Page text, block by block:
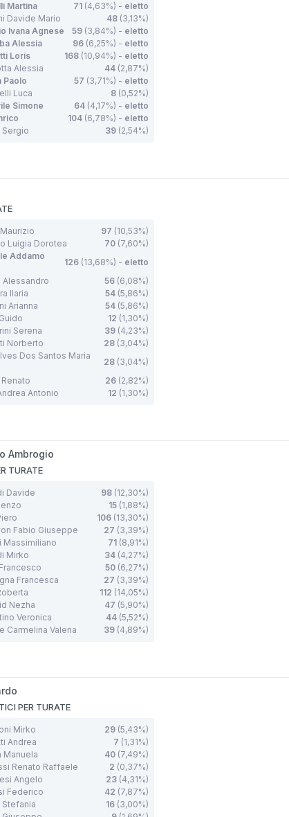
Martina
71 (4,63%) - eletto
Davide Mario
48 (3,13%)
Ivana Agnese
59 (3,84%) - eletto
Alessia
96 (6,25%) - eletto
Loris
168 (10,94%) - eletto
Alessia
44 (2,87%)
Paolo
57 (3,71%) - eletto
Luca
8 (0,52%)
Simone
64 (4,17%) - eletto
104 (6,78%) - eletto
Sergio
39 (2,54%)
97 (10,53%)
Luigia Dorotea
70 (7,60%)
Addamo
126 (13,68%) - eletto
Alessandro
56 (6,08%)
Ilaria
54 (5,86%)
Arianna
54 (5,86%)
12 (1,30%)
Serena
39 (4,23%)
Norberto
28 (3,04%)
Dos Santos Maria
28 (3,04%)
26 (2,82%)
Antonio
12 (1,30%)
Ambrogio
TURATE
Davide 98 (12,30%)
15 (1,88%)
106 (13,30%)
Fabio Giuseppe
27 (3,39%)
Massimiliano
71 (8,91%)
Mirko
34 (4,27%)
50 (6,27%)
Francesca
27 (3,39%)
112 (14,05%)
Nezha
47 (5,90%)
Veronica
44 (5,52%)
Carmelina Valeria
39 (4,89%)
PER TURATE
Mirko 29 (5,43%)
Andrea
7 (1,31%)
Manuela
40 (7,49%)
Renato Raffaele
2 (0,37%)
Angelo
23 (4,31%)
Federico
42 (7,87%)
Stefania
16 (3,00%)